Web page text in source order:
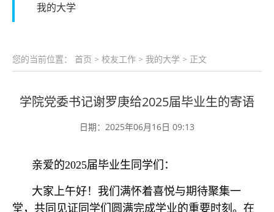
我的大学
您的当前位置： 首页 > 校友工作 > 我的大学 > 正文
学院党委书记谢罗庚给2025届毕业生的寄语
日期：2025年06月16日 09:13
亲爱的2025届毕业生同学们：
大家上午好！我们满怀着喜悦与期待聚集一
堂，共同见证同学们圆满完成学业的重要时刻。在